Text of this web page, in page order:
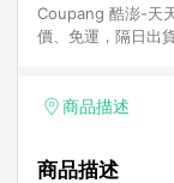
Coupang 酷澎-天
價、免運，隔日出
商品描述
商品描述